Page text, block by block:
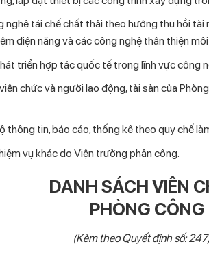
nghệ tái chế chất thải theo hướng thu hồi
điện năng và các công nghệ thân thiện
triển hợp tác quốc tế trong lĩnh vực công
chức và người lao động, tài sản của
thông tin, báo cáo, thống kê theo quy chế
vụ khác do Viện trưởng phân công.
DANH SÁCH VIÊN
PHÒNG CÔNG
(Kèm theo Quyết định số: